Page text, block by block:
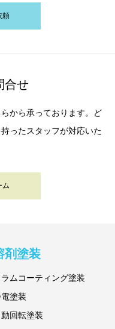
頼
合せ
から承っております。ど
ったスタッフが対応いた
ム
剤塗装
ラムコーティング塗装
塗装
動回転塗装